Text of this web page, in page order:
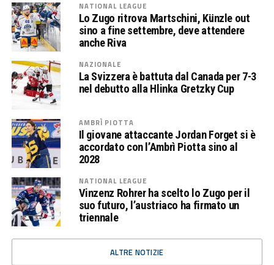
NATIONAL LEAGUE
Lo Zugo ritrova Martschini, Künzle out
sino a fine settembre, deve attendere
anche Riva
NAZIONALE
La Svizzera è battuta dal Canada per 7-3
nel debutto alla Hlinka Gretzky Cup
AMBRÌ PIOTTA
Il giovane attaccante Jordan Forget si è
accordato con l’Ambrì Piotta sino al
2028
NATIONAL LEAGUE
Vinzenz Rohrer ha scelto lo Zugo per il
suo futuro, l’austriaco ha firmato un
triennale
ALTRE NOTIZIE